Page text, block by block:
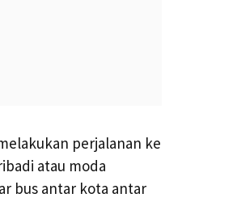
perjalanan ke
atau moda
bus antar kota antar